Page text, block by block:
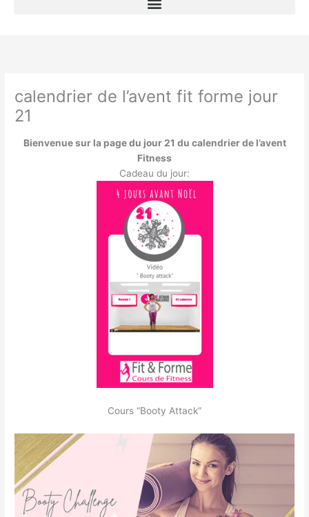
calendrier de l’avent fit forme jour
21
Bienvenue sur la page du jour 21 du calendrier de l’avent
Fitness
Cadeau du jour:
Cours “Booty Attack”